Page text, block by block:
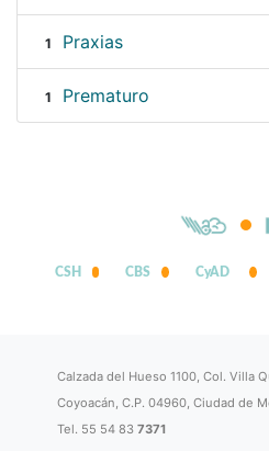
1 Praxias
1 Prematuro
CSH CBS CyAD
Calzada del Hueso 1100, Col. Villa
Coyoacán, C.P. 04960, Ciudad de
Tel. 55 54 837371